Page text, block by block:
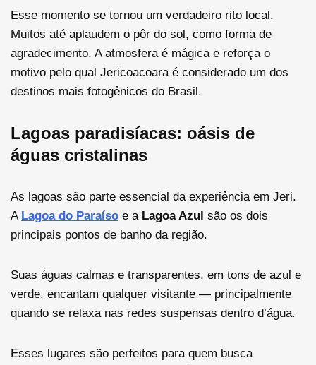
Esse momento se tornou um verdadeiro rito local.
Muitos até aplaudem o pôr do sol, como forma de
agradecimento. A atmosfera é mágica e reforça o
motivo pelo qual Jericoacoara é considerado um dos
destinos mais fotogênicos do Brasil.
Lagoas paradisíacas: oásis de
águas cristalinas
As lagoas são parte essencial da experiência em Jeri.
A Lagoa do Paraíso e a Lagoa Azul são os dois
principais pontos de banho da região.
Suas águas calmas e transparentes, em tons de azul e
verde, encantam qualquer visitante — principalmente
quando se relaxa nas redes suspensas dentro d’água.
Esses lugares são perfeitos para quem busca